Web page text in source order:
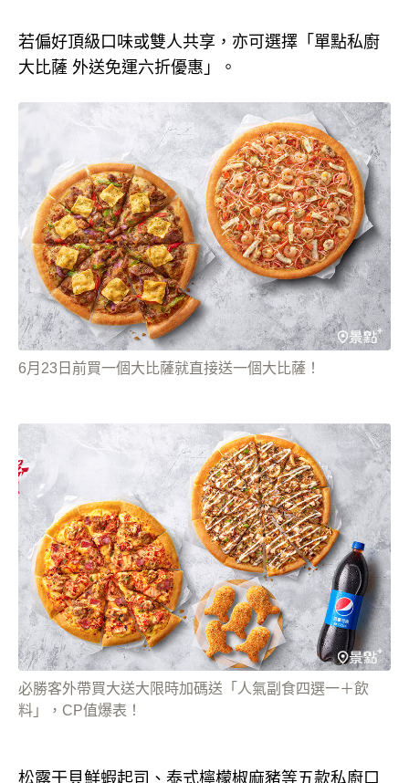
若偏好頂級口味或雙人共享，亦可選擇「單點私廚
大比薩 外送免運六折優惠」。
6月23日前買一個大比薩就直接送一個大比薩！
必勝客外帶買大送大限時加碼送「人氣副食四選一＋飲
料」，CP值爆表！
松露干貝鮮蝦起司、泰式檸檬椒麻豬等五款私廚口